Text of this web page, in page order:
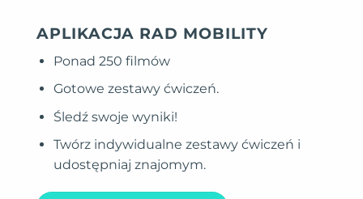
APLIKACJA RAD MOBILITY
Ponad 250 filmów
Gotowe zestawy ćwiczeń.
Śledź swoje wyniki!
Twórz indywidualne zestawy ćwiczeń i
udostępniaj znajomym.